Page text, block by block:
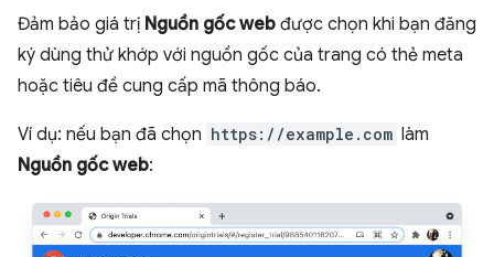
Đảm bảo giá trị Nguồn gốc web được chọn khi bạn đăng
ký dùng thử khớp với nguồn gốc của trang có thẻ meta
hoặc tiêu đề cung cấp mã thông báo.
Ví dụ: nếu bạn đã chọn https://example.com làm
Nguồn gốc web: